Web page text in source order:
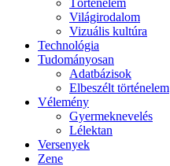
Történelem
Világirodalom
Vizuális kultúra
Technológia
Tudományosan
Adatbázisok
Elbeszélt történelem
Vélemény
Gyermeknevelés
Lélektan
Versenyek
Zene